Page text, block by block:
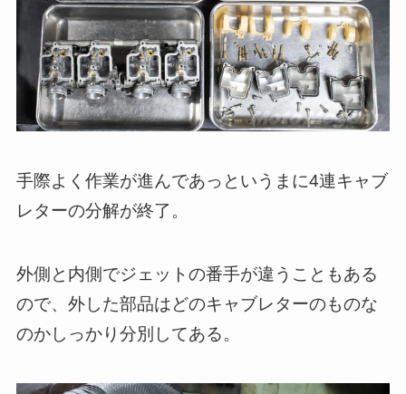
手際よく作業が進んであっというまに4連キャブ
レターの分解が終了。
外側と内側でジェットの番手が違うこともある
ので、外した部品はどのキャブレターのものな
のかしっかり分別してある。